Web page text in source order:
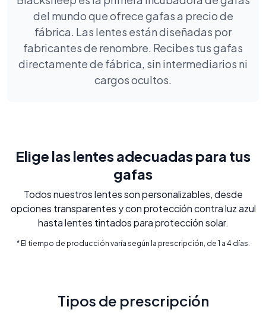
del mundo que ofrece gafas a precio de
fábrica. Las lentes están diseñadas por
fabricantes de renombre. Recibes tus gafas
directamente de fábrica, sin intermediarios ni
cargos ocultos.
Elige las lentes adecuadas para tus
gafas
Todos nuestros lentes son personalizables, desde
opciones transparentes y con protección contra luz azul
hasta lentes tintados para protección solar.
* El tiempo de producción varía según la prescripción, de 1 a 4 días.
Tipos de prescripción